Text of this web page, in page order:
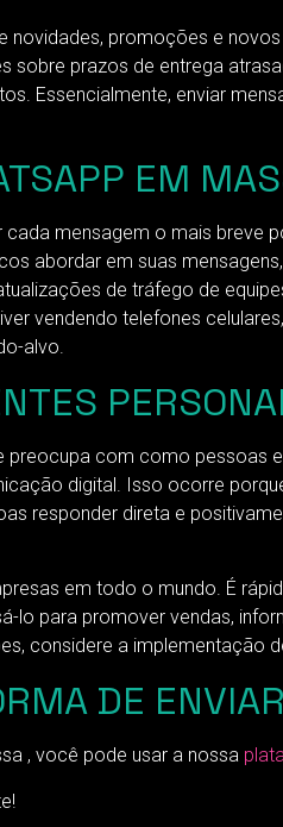
promoções e
prazos de entrega
Essencialmente, enviar
EM
mensagem o mais breve
abordar em suas
de tráfego de
vendendo telefones
alvo.
preocupa com como pessoas
digital. Isso ocorre
responder direta e
em todo o mundo. É
para promover vendas,
considere a implementação
DE
, você pode usar a nossa